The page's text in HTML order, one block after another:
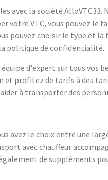
avec la société
votre VTC, vous pouvez le
choisir le type et la
politique de confidentialité.
d'expert sur tous vos
profitez de tarifs à des
à transporter des
avez le choix entre une
avec chauffeur
de suppléments